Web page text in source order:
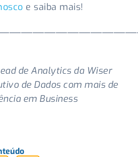
e saiba mais!
de Analytics da Wiser
de Dados com mais de
em Business